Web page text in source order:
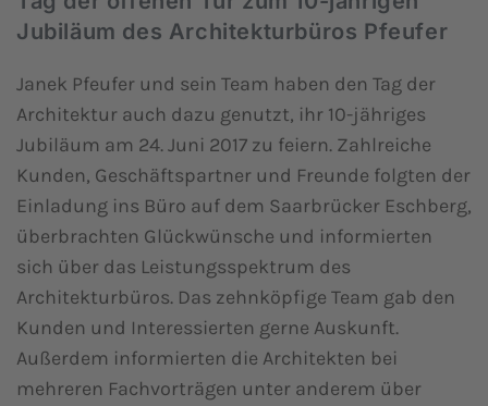
Jubiläum des Architekturbüros Pfeufer
Janek Pfeufer und sein Team haben den Tag der
Architektur auch dazu genutzt, ihr 10-jähriges
Jubiläum am 24. Juni 2017 zu feiern. Zahlreiche
Kunden, Geschäftspartner und Freunde folgten der
Einladung ins Büro auf dem Saarbrücker Eschberg,
überbrachten Glückwünsche und informierten
sich über das Leistungsspektrum des
Architekturbüros. Das zehnköpfige Team gab den
Kunden und Interessierten gerne Auskunft.
Außerdem informierten die Architekten bei
mehreren Fachvorträgen unter anderem über